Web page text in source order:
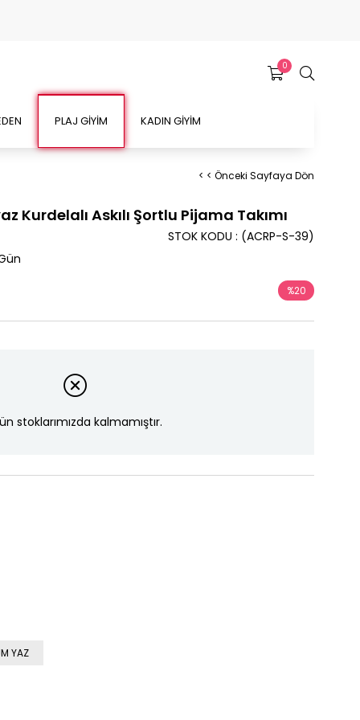
0
PLAJ GİYİM KADIN GİYİM
< < Önceki Sayfaya Dön
Kurdelalı Askılı Şortlu Pijama Takımı
(ACRP-S-39)
STOK KODU
%20
stoklarımızda kalmamıştır.
YAZ